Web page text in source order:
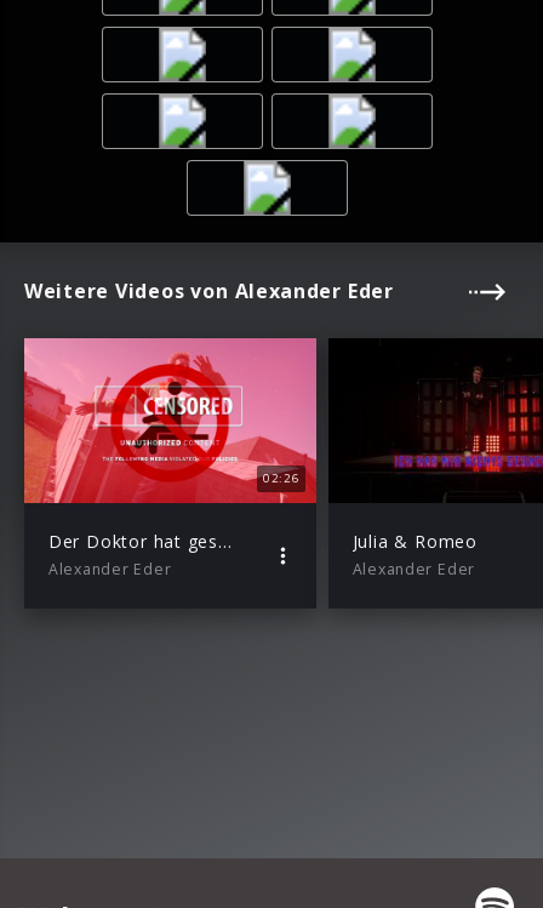
Weitere Videos von Alexander Eder
02:26
Der Doktor hat gesagt
Alexander Eder
Julia & Romeo
Alexander Eder